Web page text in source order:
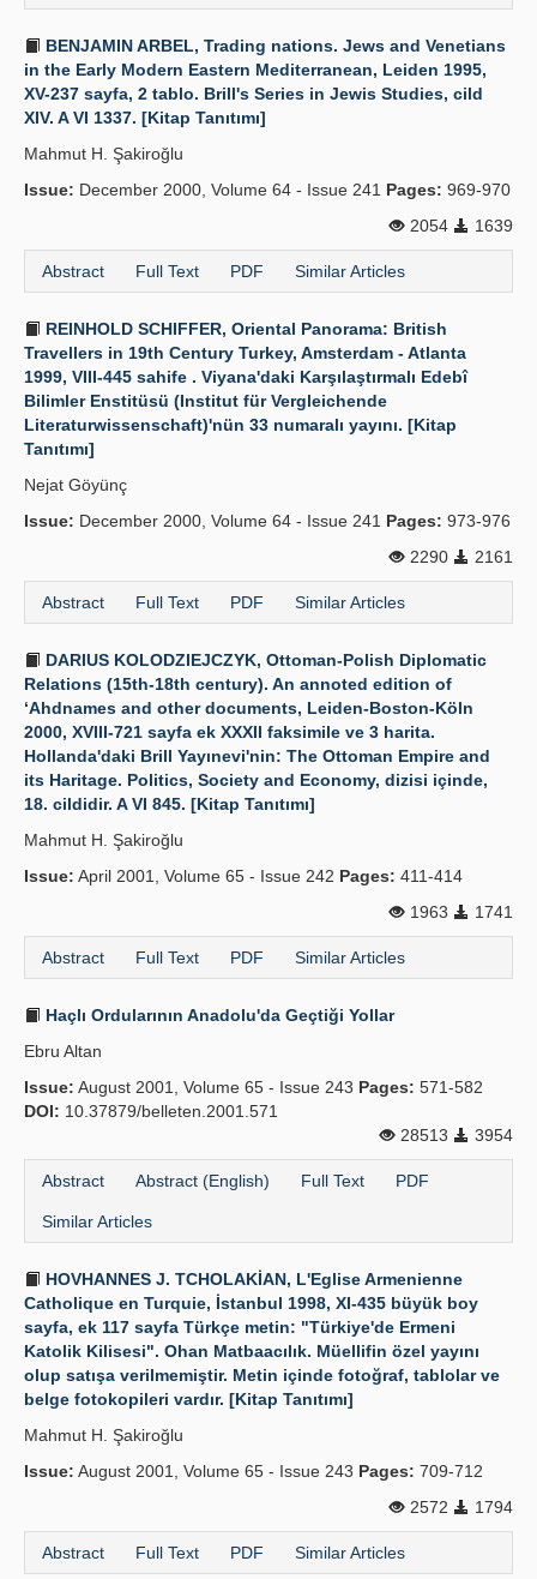
BENJAMIN ARBEL, Trading nations. Jews and Venetians
in the Early Modern Eastern Mediterranean, Leiden 1995,
XV-237 sayfa, 2 tablo. Brill's Series in Jewis Studies, cild
XIV. A VI 1337. [Kitap Tanıtımı]
Mahmut H. Şakiroğlu
Issue: December 2000, Volume 64 - Issue 241 Pages: 969-970
2054
1639
Abstract Full Text PDF Similar Articles
REINHOLD SCHIFFER, Oriental Panorama: British
Travellers in 19th Century Turkey, Amsterdam - Atlanta
1999, VIII-445 sahife . Viyana'daki Karşılaştırmalı Edebî
Bilimler Enstitüsü (Institut für Vergleichende
Literaturwissenschaft)'nün 33 numaralı yayını. [Kitap
Tanıtımı]
Nejat Göyünç
Issue: December 2000, Volume 64 - Issue 241 Pages: 973-976
2290
2161
Abstract Full Text PDF Similar Articles
DARIUS KOLODZIEJCZYK, Ottoman-Polish Diplomatic
Relations (15th-18th century). An annoted edition of
‘Ahdnames and other documents, Leiden-Boston-Köln
2000, XVIII-721 sayfa ek XXXII faksimile ve 3 harita.
Hollanda'daki Brill Yayınevi'nin: The Ottoman Empire and
its Haritage. Politics, Society and Economy, dizisi içinde,
18. cildidir. A VI 845. [Kitap Tanıtımı]
Mahmut H. Şakiroğlu
Issue: April 2001, Volume 65 - Issue 242 Pages: 411-414
1963
1741
Abstract Full Text PDF Similar Articles
Haçlı Ordularının Anadolu'da Geçtiği Yollar
Ebru Altan
Issue: August 2001, Volume 65 - Issue 243 Pages: 571-582
DOI: 10.37879/belleten.2001.571
28513
3954
Abstract Abstract (English) Full Text PDF
Similar Articles
HOVHANNES J. TCHOLAKİAN, L'Eglise Armenienne
Catholique en Turquie, İstanbul 1998, XI-435 büyük boy
sayfa, ek 117 sayfa Türkçe metin: "Türkiye'de Ermeni
Katolik Kilisesi". Ohan Matbaacılık. Müellifin özel yayını
olup satışa verilmemiştir. Metin içinde fotoğraf, tablolar ve
belge fotokopileri vardır. [Kitap Tanıtımı]
Mahmut H. Şakiroğlu
Issue: August 2001, Volume 65 - Issue 243 Pages: 709-712
2572
1794
Abstract Full Text PDF Similar Articles